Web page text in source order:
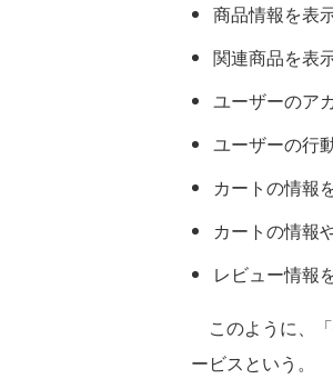
商品情報を表
関連商品を表
ユーザーのア
ユーザーの行
カートの情報
カートの情報
レビュー情報
このように、「
ービスという。